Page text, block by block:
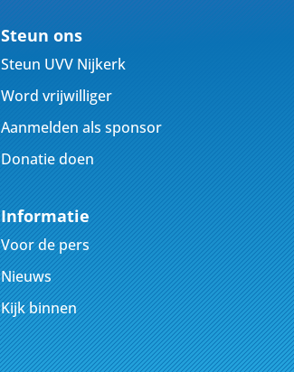
Steun ons
Steun UVV Nijkerk
Word vrijwilliger
Aanmelden als sponsor
Donatie doen
Informatie
Voor de pers
Nieuws
Kijk binnen